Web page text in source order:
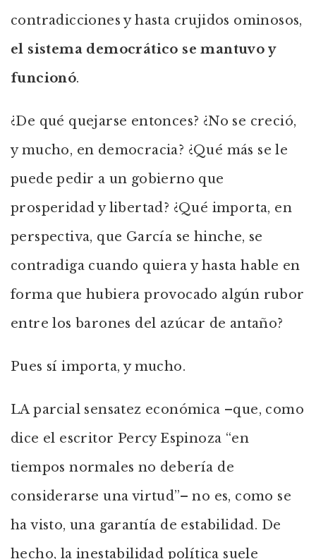
contradicciones y hasta crujidos ominosos,
el sistema democrático se mantuvo y
funcionó.
¿De qué quejarse entonces? ¿No se creció,
y mucho, en democracia? ¿Qué más se le
puede pedir a un gobierno que
prosperidad y libertad? ¿Qué importa, en
perspectiva, que García se hinche, se
contradiga cuando quiera y hasta hable en
forma que hubiera provocado algún rubor
entre los barones del azúcar de antaño?
Pues sí importa, y mucho.
LA parcial sensatez económica –que, como
dice el escritor Percy Espinoza “en
tiempos normales no debería de
considerarse una virtud”– no es, como se
ha visto, una garantía de estabilidad. De
hecho, la inestabilidad política suele